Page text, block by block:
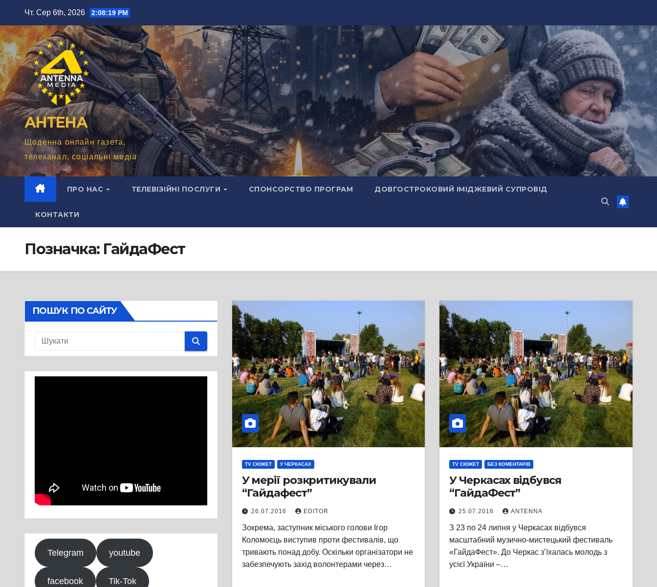
вмісту
Чт. Сер 6th, 2026 2:08:21 PM
АНТЕНА
Щоденна онлайн газета,
телеканал, соціальні медіа
ПРО НАС ТЕЛЕВІЗІЙНІ ПОСЛУГИ СПОНСОРСТВО ПРОГРАМ ДОВГОСТРОКОВИЙ ІМІДЖЕВИЙ СУПРОВІД
КОНТАКТИ
Позначка: ГайдаФест
ПОШУК ПО САЙТУ
Telegram youtube
facebook Tik-Tok
TV СЮЖЕТ У ЧЕРКАСАХ
У мерії розкритикували
“Гайдафест”
26.07.2016 EDITOR
Зокрема, заступник міського голови Ігор
Коломоєць виступив проти фестивалів, що
тривають понад добу. Оскільки організатори не
забезпечують захід волонтерами через…
TV СЮЖЕТ БЕЗ КОМЕНТАРІВ
У Черкасах відбувся
“ГайдаФест”
25.07.2016 ANTENNA
З 23 по 24 липня у Черкасах відбувся
масштабний музично-мистецький фестиваль
«ГайдаФест». До Черкас з’їхалась молодь з
усієї України –…